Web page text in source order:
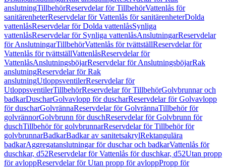
anslutningTillbehörReservdelar för TillbehörVattenlås för
sanitärenheterReservdelar för Vattenlås för sanitärenheterDolda
vattenlåsReservdelar för Dolda vattenlåsSynliga
vattenlåsReservdelar för Synliga vattenlåsAnslutningarReservdelar
för AnslutningarTillbehörVattenlås för tvättställReservdelar för
Vattenlås för tvättställVattenlåsReservdelar för
VattenlåsAnslutningsböjarReservdelar för AnslutningsböjarRak
anslutningReservdelar för Rak
anslutningUtloppsventilerReservdelar för
UtloppsventilerTillbehörReservdelar för TillbehörGolvbrunnar och
badkarDuscharGolvavlopp för duscharReservdelar för Golvavlopp
för duscharGolvrännaReservdelar för GolvrännaTillbehör för
golvrännorGolvbrunn för duschReservdelar för Golvbrunn för
duschTillbehör för golvbrunnarReservdelar för Tillbehör för
golvbrunnarBadkarBadkar av sanitetsakrylRektangulära
badkarAggregatanslutningar för duschar och badkarVattenlås för
duschkar, d52Reservdelar för Vattenlås för duschkar, d52Utan propp
för avloppReservdelar för Utan propp för avloppPropp för